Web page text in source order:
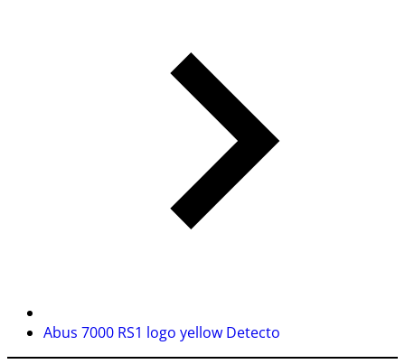
Abus 7000 RS1 logo yellow Detecto